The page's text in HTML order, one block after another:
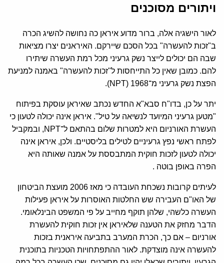
ויתורים מסוכנים
לאור הישגיה אלה, ברור מדוע איראן כה נחושה להשיג הכרה
ב"זכות להעשרה" בכל הסכם שיירקם. האיראנים יצרו מציאות
שבה הם יכולים לייצר נשק גרעיני מכל רמת העשרה שיתירו
להם. כמובן שאין כל התייחסות ל"זכות להעשרה" באמנה למניעת
הפצת נשק גרעיני מ־1968 (NPT).
יתר על כן, בדו"ח סבא"א החדש נכתב שאיראן עוסקת בפיתוח
"מטען גרעיני המיועד לנשיאה על טיל". איראן אינה יכולה לטעון כי
העשרת האורניום היא למטרות שלום בהתאם ל־NPT, ובמקביל
לפתח ראשי נפץ גרעיניים לטילים בליסטיים. ולכן, איראן אינה
יכולה לטעון לזכות חוקית המתבססת על אמנה שאותה היא
הפרה באופן בוטה .
לעיתים קרובות נשכחת העובדה כי מאז 2006 מועצת הביטחון
של האו"ם העבירה שש החלטות האוסרות על איראן פעילות
העשרה כלשהי, שלהן תוקף מחייב על פי המשפט הבינלאומי.
הדבר מחזק את הטענה שלאיראן אין זכות חוקית להעשרת
אורניום – אם כך, הכרת המערב בתביעה איראנית בזכות
להעשרה אינה מוצדקת. לאור ההתפתחויות הטכניות בתוכנית